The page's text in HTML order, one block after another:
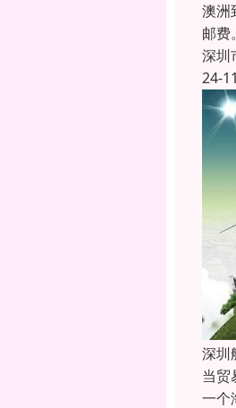
澳洲
邮费
深圳
24-
深圳
当贸
一个